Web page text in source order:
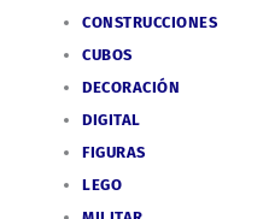
CONSTRUCCIONES
CUBOS
DECORACIÓN
DIGITAL
FIGURAS
LEGO